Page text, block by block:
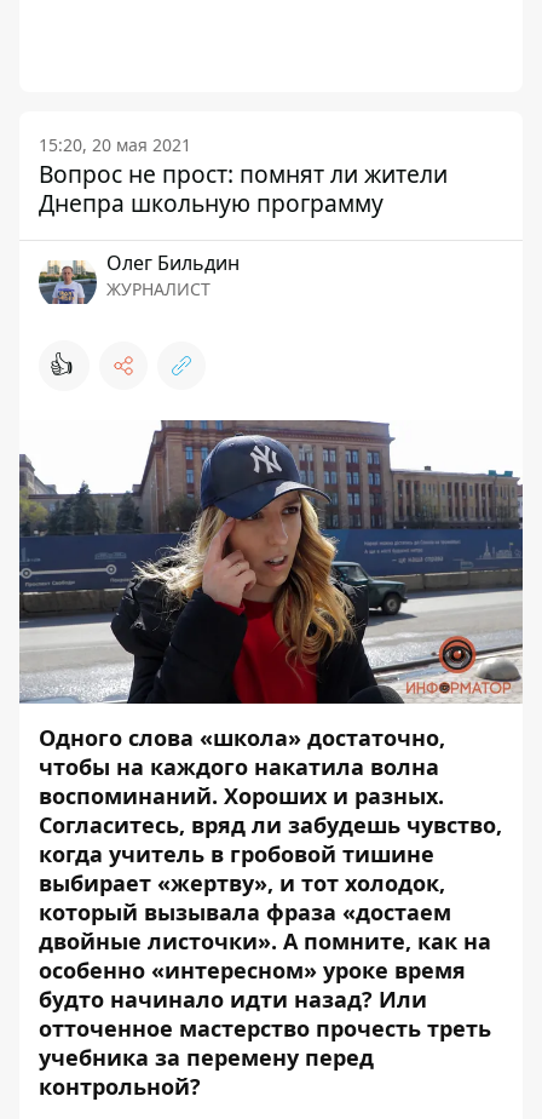
15:20, 20 мая 2021
Вопрос не прост: помнят ли жители
Днепра школьную программу
Олег Бильдин
ЖУРНАЛИСТ
👍
Одного слова «школа» достаточно,
чтобы на каждого накатила волна
воспоминаний. Хороших и разных.
Согласитесь, вряд ли забудешь чувство,
когда учитель в гробовой тишине
выбирает «жертву», и тот холодок,
который вызывала фраза «достаем
двойные листочки». А помните, как на
особенно «интересном» уроке время
будто начинало идти назад? Или
отточенное мастерство прочесть треть
учебника за перемену перед
контрольной?